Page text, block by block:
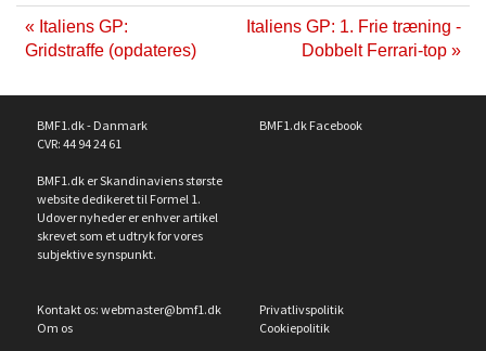
« Italiens GP:
Gridstraffe (opdateres)
Italiens GP: 1. Frie træning -
Dobbelt Ferrari-top »
BMF1.dk - Danmark
CVR: 44 94 24 61
BMF1.dk er Skandinaviens største
website dedikeret til Formel 1.
Udover nyheder er enhver artikel
skrevet som et udtryk for vores
subjektive synspunkt.
BMF1.dk Facebook
Kontakt os: webmaster@bmf1.dk
Om os
Privatlivspolitik
Cookiepolitik